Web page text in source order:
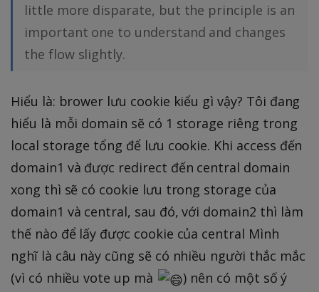
little more disparate, but the principle is an
important one to understand and changes
the flow slightly.
Hiểu là: brower lưu cookie kiểu gì vậy? Tôi đang
hiểu là mỗi domain sẽ có 1 storage riêng trong
local storage tổng để lưu cookie. Khi access đến
domain1 và được redirect đến central domain
xong thì sẽ có cookie lưu trong storage của
domain1 và central, sau đó, với domain2 thì làm
thế nào để lấy được cookie của central Mình
nghĩ là câu này cũng sẽ có nhiều người thắc mắc
(vì có nhiều vote up mà
) nên có một số ý